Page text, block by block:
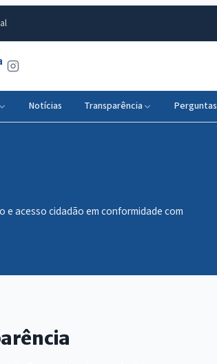
Notícias Transparência
acesso cidadão em conformidade com